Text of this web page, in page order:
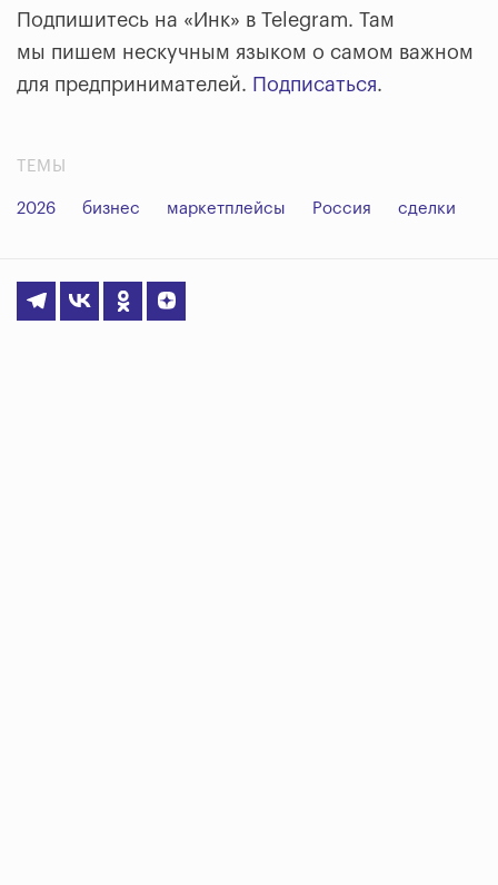
Подпишитесь на «Инк» в Telegram. Там
мы пишем нескучным языком о самом важном
для предпринимателей. Подписаться.
ТЕМЫ
2026 бизнес маркетплейсы Россия сделки